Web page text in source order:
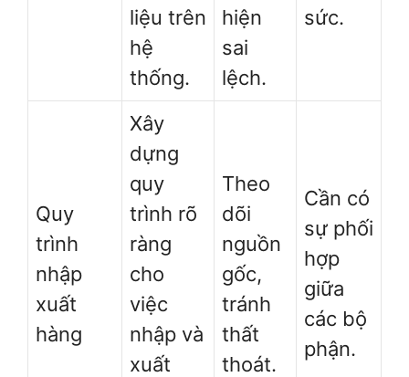
liệu trên
hệ
thống.
hiện
sai
lệch.
sức.
Quy
trình
nhập
xuất
hàng
Xây
dựng
quy
trình rõ
ràng
cho
việc
nhập và
xuất
Theo
dõi
nguồn
gốc,
tránh
thất
thoát.
Cần có
sự phối
hợp
giữa
các bộ
phận.